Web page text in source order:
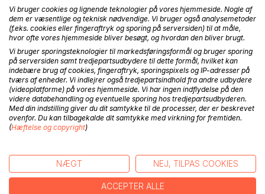
BESKRIVELSE
Rejseoplevelser fra USA med enkelte sidespring til andre
områder i verden.
Oplevelserne er forsøgt fortalt på en underholdende og
ikke altid seriøs måde.
Oplevelserne er samlet ind under 25 rejser til USA, i det
Vi bruger cookies og lignende teknologier på vores hjemmeside. Nogle af
dem er væsentlige og teknisk nødvendige. Vi bruger også analysemetoder
(f.eks. cookies eller fingeraftryk og sporing på serversiden) til at måle,
hvor ofte vores hjemmeside bliver besøgt, og hvordan den bliver brugt.
Vi bruger sporingsteknologier til markedsføringsformål og bruger sporing
på serversiden samt tredjepartsudbydere til dette formål, hvilket kan
indebære brug af cookies, fingeraftryk, sporingspixels og IP-adresser på
tværs af enheder. Vi indlejrer også tredjepartsindhold fra andre udbydere
(videoplatforme) på vores hjemmeside. Vi har ingen indflydelse på den
videre databehandling og eventuelle sporing hos tredjepartsudbyderen.
Med din indstilling giver du dit samtykke til de processer, der er beskrevet
ovenfor. Du kan tilbagekalde dit samtykke med virkning for fremtiden.
(Hæftelse og copyright)
NÆGT NEJ, TILPAS COOKIES
ACCEPTER ALLE